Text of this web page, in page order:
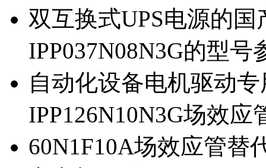
双互换式UPS电源的
IPP037N08N3G的型号
自动化设备电机驱动
IPP126N10N3G场效应
60N1F10A场效应管替